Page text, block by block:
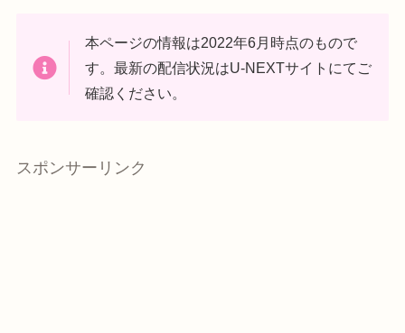
本ページの情報は2022年6月時点のもので
す。最新の配信状況はU-NEXTサイトにてご
確認ください。
スポンサーリンク